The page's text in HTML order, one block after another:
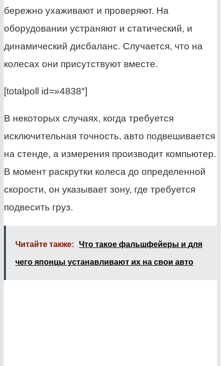
бережно ухаживают и проверяют. На
оборудовании устраняют и статический, и
динамический дисбаланс. Случается, что на
колесах они присутствуют вместе.
[totalpoll id=»4838″]
В некоторых случаях, когда требуется
исключительная точность, авто подвешивается
на стенде, а измерения производит компьютер.
В момент раскрутки колеса до определенной
скорости, он указывает зону, где требуется
подвесить груз.
Читайте также: Что такое фальшфейеры и для
чего японцы устанавливают их на свои авто